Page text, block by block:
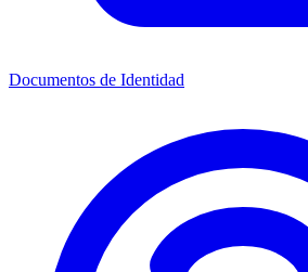
Documentos de Identidad